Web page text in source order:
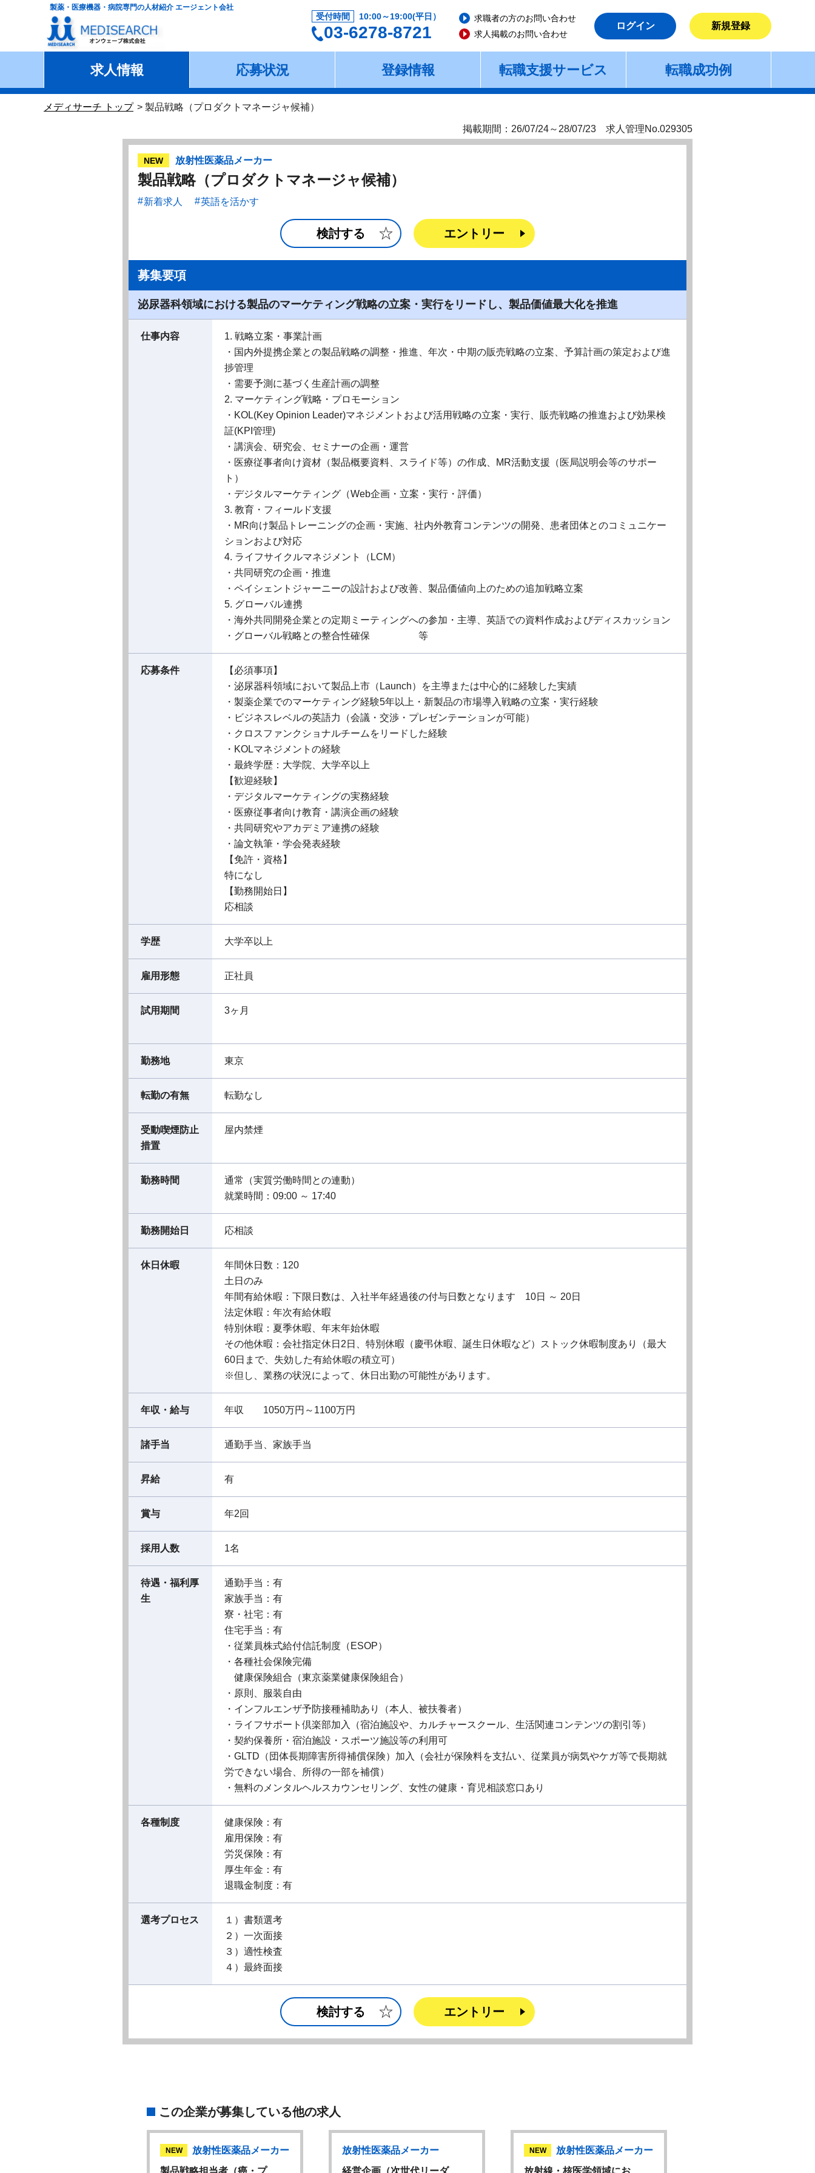
製薬・医療機器・病院専門の人材紹介 エージェント会社
受付時間 10:00～19:00(平日）
03-6278-8721
求職者の方のお問い合わせ
求人掲載のお問い合わせ
ログイン 新規登録
求人情報 応募状況 登録情報 転職支援サービス 転職成功例
メディサーチ トップ 製品戦略（プロダクトマネージャ候補）
掲載期間：26/07/24～28/07/23 求人管理No.029305
NEW 放射性医薬品メーカー
製品戦略（プロダクトマネージャ候補）
新着求人 英語を活かす
検討する エントリー
募集要項
泌尿器科領域における製品のマーケティング戦略の立案・実行をリードし、製品価値最大化を推進
仕事内容
1. 戦略立案・事業計画
・国内外提携企業との製品戦略の調整・推進、年次・中期の販売戦略の立案、予算計画の策定および進
捗管理
・需要予測に基づく生産計画の調整
2. マーケティング戦略・プロモーション
・KOL(Key Opinion Leader)マネジメントおよび活用戦略の立案・実行、販売戦略の推進および効果検
証(KPI管理)
・講演会、研究会、セミナーの企画・運営
・医療従事者向け資材（製品概要資料、スライド等）の作成、MR活動支援（医局説明会等のサポー
ト）
・デジタルマーケティング（Web企画・立案・実行・評価）
3. 教育・フィールド支援
・MR向け製品トレーニングの企画・実施、社内外教育コンテンツの開発、患者団体とのコミュニケー
ションおよび対応
4. ライフサイクルマネジメント（LCM）
・共同研究の企画・推進
・ペイシェントジャーニーの設計および改善、製品価値向上のための追加戦略立案
5. グローバル連携
・海外共同開発企業との定期ミーティングへの参加・主導、英語での資料作成およびディスカッション
・グローバル戦略との整合性確保 等
応募条件
【必須事項】
・泌尿器科領域において製品上市（Launch）を主導または中心的に経験した実績
・製薬企業でのマーケティング経験5年以上・新製品の市場導入戦略の立案・実行経験
・ビジネスレベルの英語力（会議・交渉・プレゼンテーションが可能）
・クロスファンクショナルチームをリードした経験
・KOLマネジメントの経験
・最終学歴：大学院、大学卒以上​
【歓迎経験】
・デジタルマーケティングの実務経験
・医療従事者向け教育・講演企画の経験
・共同研究やアカデミア連携の経験
・論文執筆・学会発表経験
【免許・資格】
特になし
【勤務開始日】
応相談
学歴 大学卒以上
雇用形態 正社員
試用期間 3ヶ月
勤務地 東京
転勤の有無 転勤なし
受動喫煙防止
措置
屋内禁煙
勤務時間
通常（実質労働時間との連動）
就業時間：09:00 ～ 17:40
勤務開始日 応相談
休日休暇
年間休日数：120
土日のみ
年間有給休暇：下限日数は、入社半年経過後の付与日数となります 10日 ～ 20日
法定休暇：年次有給休暇
特別休暇：夏季休暇、年末年始休暇
その他休暇：会社指定休日2日、特別休暇（慶弔休暇、誕生日休暇など）ストック休暇制度あり（最大
60日まで、失効した有給休暇の積立可）
※但し、業務の状況によって、休日出勤の可能性があります。
年収・給与 年収 1050万円～1100万円
諸手当 通勤手当、家族手当
昇給 有
賞与 年2回
採用人数 1名
待遇・福利厚
生
通勤手当：有
家族手当：有
寮・社宅：有
住宅手当：有
・従業員株式給付信託制度（ESOP）
・各種社会保険完備
健康保険組合（東京薬業健康保険組合）
・原則、服装自由
・インフルエンザ予防接種補助あり（本人、被扶養者）
・ライフサポート倶楽部加入（宿泊施設や、カルチャースクール、生活関連コンテンツの割引等）
・契約保養所・宿泊施設・スポーツ施設等の利用可
・GLTD（団体長期障害所得補償保険）加入（会社が保険料を支払い、従業員が病気やケガ等で長期就
労できない場合、所得の一部を補償）
・無料のメンタルヘルスカウンセリング、女性の健康・育児相談窓口あり
各種制度
健康保険：有
雇用保険：有
労災保険：有
厚生年金：有
退職金制度：有
選考プロセス
１）書類選考
２）一次面接
３）適性検査
４）最終面接
検討する エントリー
この企業が募集している他の求人
NEW
放射性医薬品メーカー
製品戦略担当者（癌・プ…
放射性医薬品メーカー
経営企画（次世代リーダ…
NEW
放射性医薬品メーカー
放射線・核医学領域にお…